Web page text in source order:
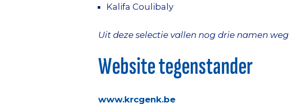
Kalifa Coulibaly
Uit deze selectie vallen nog drie namen weg
Website tegenstander
www.krcgenk.be